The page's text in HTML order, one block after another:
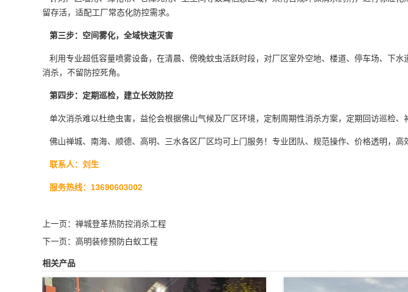
留存活，适配工厂常态化防控需求。
第三步：空间雾化，全域快速灭害
利用专业超低容量喷雾设备，在清晨、傍晚蚊虫活跃时段，对厂区室外空地、楼道、停车场、下
消杀，不留防控死角。
第四步：定期巡检，建立长效防控
单次消杀难以杜绝虫害，益伦会根据佛山气候及厂区环境，定制周期性消杀方案，定期回访巡检
佛山禅城、南海、顺德、高明、三水各区厂区均可上门服务！专业团队、规范操作、价格透明，高
联系人：刘生
服务热线：13690603002
上一页： 禅城登革热防控消杀工程
下一页： 高明装修预防白蚁工程
相关产品